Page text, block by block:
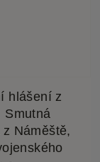
hlášení z
Smutná
z Náměště,